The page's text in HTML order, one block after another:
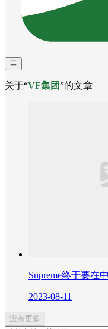
关于“VF集团”的文章
Supreme终于要在
2023-08-11
没有更多